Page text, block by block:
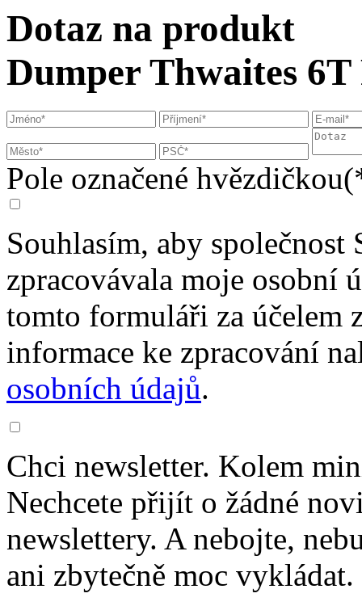
Dotaz na produkt
Dumper Thwaites
Pole označené
Souhlasím, aby společnost
zpracovávala moje osobní
tomto formuláři za účelem
informace ke zpracování
osobních údajů.
Chci newsletter. Kolem
Nechcete přijít o žádné
newslettery. A nebojte,
ani zbytečně moc vykládat.